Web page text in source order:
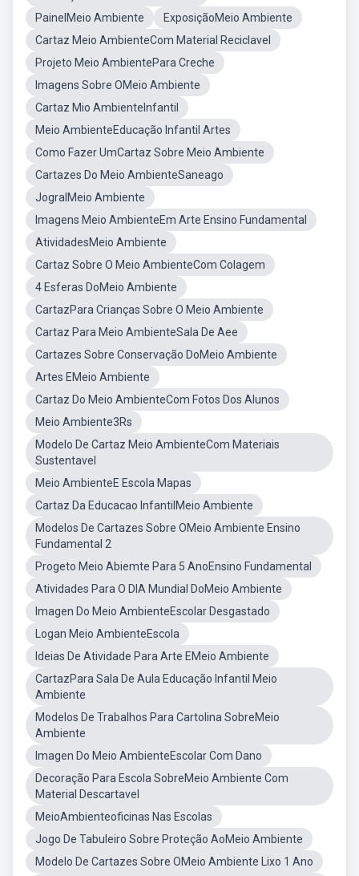
PainelMeio Ambiente
ExposiçãoMeio Ambiente
Cartaz Meio AmbienteCom Material Reciclavel
Projeto Meio AmbientePara Creche
Imagens Sobre OMeio Ambiente
Cartaz Mio AmbienteInfantil
Meio AmbienteEducação Infantil Artes
Como Fazer UmCartaz Sobre Meio Ambiente
Cartazes Do Meio AmbienteSaneago
JogralMeio Ambiente
Imagens Meio AmbienteEm Arte Ensino Fundamental
AtividadesMeio Ambiente
Cartaz Sobre O Meio AmbienteCom Colagem
4 Esferas DoMeio Ambiente
CartazPara Crianças Sobre O Meio Ambiente
Cartaz Para Meio AmbienteSala De Aee
Cartazes Sobre Conservação DoMeio Ambiente
Artes EMeio Ambiente
Cartaz Do Meio AmbienteCom Fotos Dos Alunos
Meio Ambiente3Rs
Modelo De Cartaz Meio AmbienteCom Materiais
Sustentavel
Meio AmbienteE Escola Mapas
Cartaz Da Educacao InfantilMeio Ambiente
Modelos De Cartazes Sobre OMeio Ambiente Ensino
Fundamental 2
Progeto Meio Abiemte Para 5 AnoEnsino Fundamental
Atividades Para O DIA Mundial DoMeio Ambiente
Imagen Do Meio AmbienteEscolar Desgastado
Logan Meio AmbienteEscola
Ideias De Atividade Para Arte EMeio Ambiente
CartazPara Sala De Aula Educação Infantil Meio
Ambiente
Modelos De Trabalhos Para Cartolina SobreMeio
Ambiente
Imagen Do Meio AmbienteEscolar Com Dano
Decoração Para Escola SobreMeio Ambiente Com
Material Descartavel
MeioAmbienteoficinas Nas Escolas
Jogo De Tabuleiro Sobre Proteção AoMeio Ambiente
Modelo De Cartazes Sobre OMeio Ambiente Lixo 1 Ano